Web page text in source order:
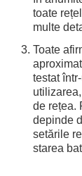
toate
multe
Toate
testat
de rețea.
depinde
setările
starea